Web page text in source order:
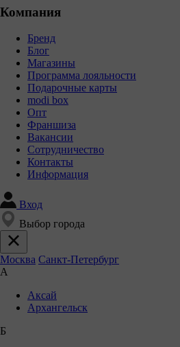
Компания
Бренд
Блог
Магазины
Программа лояльности
Подарочные карты
modi box
Опт
Франшиза
Вакансии
Сотрудничество
Контакты
Информация
Вход
Выбор города
Москва Санкт-Петербург
А
Аксай
Архангельск
Б